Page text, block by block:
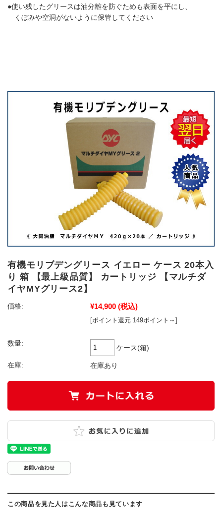
●使い残したグリースは油分離を防ぐためも表面を平にし、
くぼみや空洞がないように保管してください
有機モリブデングリース イエロー ケース 20本入
り 箱 【最上級品質】 カートリッジ 【マルチダ
イヤMYグリース2】
価格: ¥14,900 (税込)
[ポイント還元 149ポイント～]
数量:
ケース(箱)
在庫: 在庫あり
この商品を見た人はこんな商品も見ています